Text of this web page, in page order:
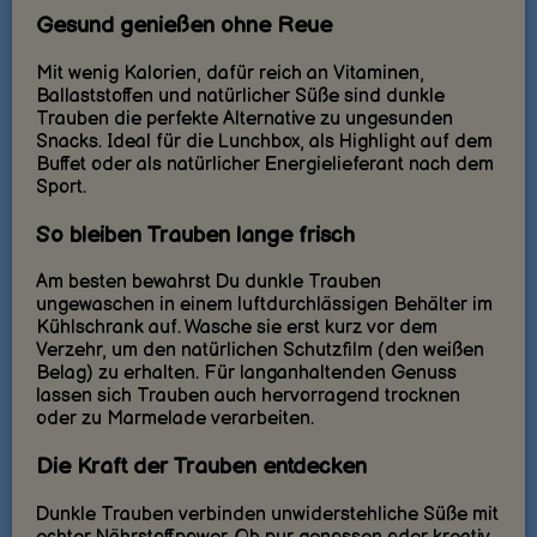
Gesund genießen ohne Reue
Mit wenig Kalorien, dafür reich an Vitaminen,
Ballaststoffen und natürlicher Süße sind dunkle
Trauben die perfekte Alternative zu ungesunden
Snacks. Ideal für die Lunchbox, als Highlight auf dem
Buffet oder als natürlicher Energielieferant nach dem
Sport.
So bleiben Trauben lange frisch
Am besten bewahrst Du dunkle Trauben
ungewaschen in einem luftdurchlässigen Behälter im
Kühlschrank auf. Wasche sie erst kurz vor dem
Verzehr, um den natürlichen Schutzfilm (den weißen
Belag) zu erhalten. Für langanhaltenden Genuss
lassen sich Trauben auch hervorragend trocknen
oder zu Marmelade verarbeiten.
Die Kraft der Trauben entdecken
Dunkle Trauben verbinden unwiderstehliche Süße mit